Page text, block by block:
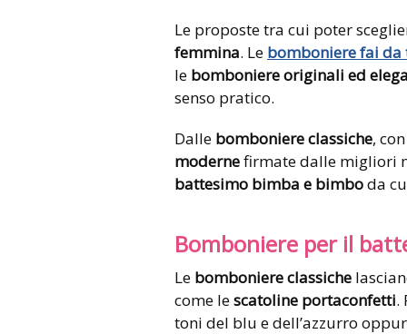
Le proposte tra cui poter
femmina. Le bomboniere fai da
le bomboniere originali ed
senso pratico.
Dalle bomboniere classiche,
modernefirmate dalle migliori
battesimo bimba e bimboda
Bomboniere per il
Le bomboniere classiche
come lescatoline portaconfetti.
toni del blu e dell’azzurro